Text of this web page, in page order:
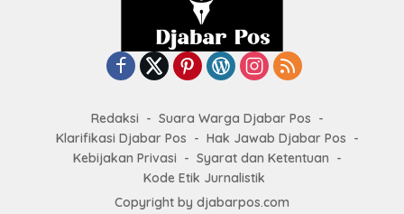
Redaksi
Suara Warga Djabar Pos
Klarifikasi Djabar Pos
Hak Jawab Djabar Pos
Kebijakan Privasi
Syarat dan Ketentuan
Kode Etik Jurnalistik
Copyright by djabarpos.com